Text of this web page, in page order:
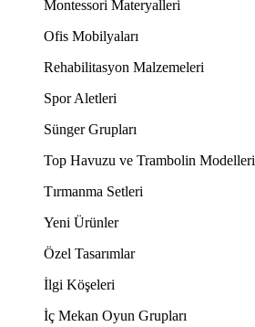
Montessori Materyalleri
Ofis Mobilyaları
Rehabilitasyon Malzemeleri
Spor Aletleri
Sünger Grupları
Top Havuzu ve Trambolin Modelleri
Tırmanma Setleri
Yeni Ürünler
Özel Tasarımlar
İlgi Köşeleri
İç Mekan Oyun Grupları